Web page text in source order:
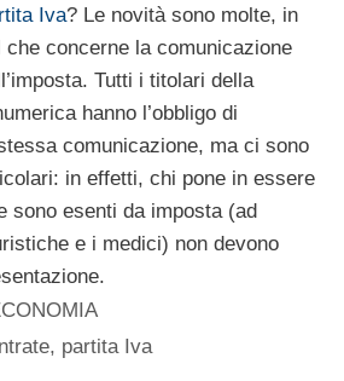
Iva? Le novità sono molte, in
che concerne la comunicazione
Tutti i titolari della
hanno l’obbligo di
comunicazione, ma ci sono
in effetti, chi pone in essere
sono esenti da imposta (ad
e i medici) non devono
, partita Iva